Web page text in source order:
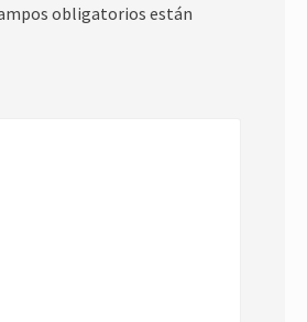
obligatorios están